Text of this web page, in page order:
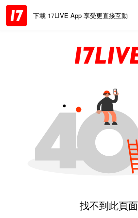
下載 17LIVE App 享受更直接互動
找不到此頁面